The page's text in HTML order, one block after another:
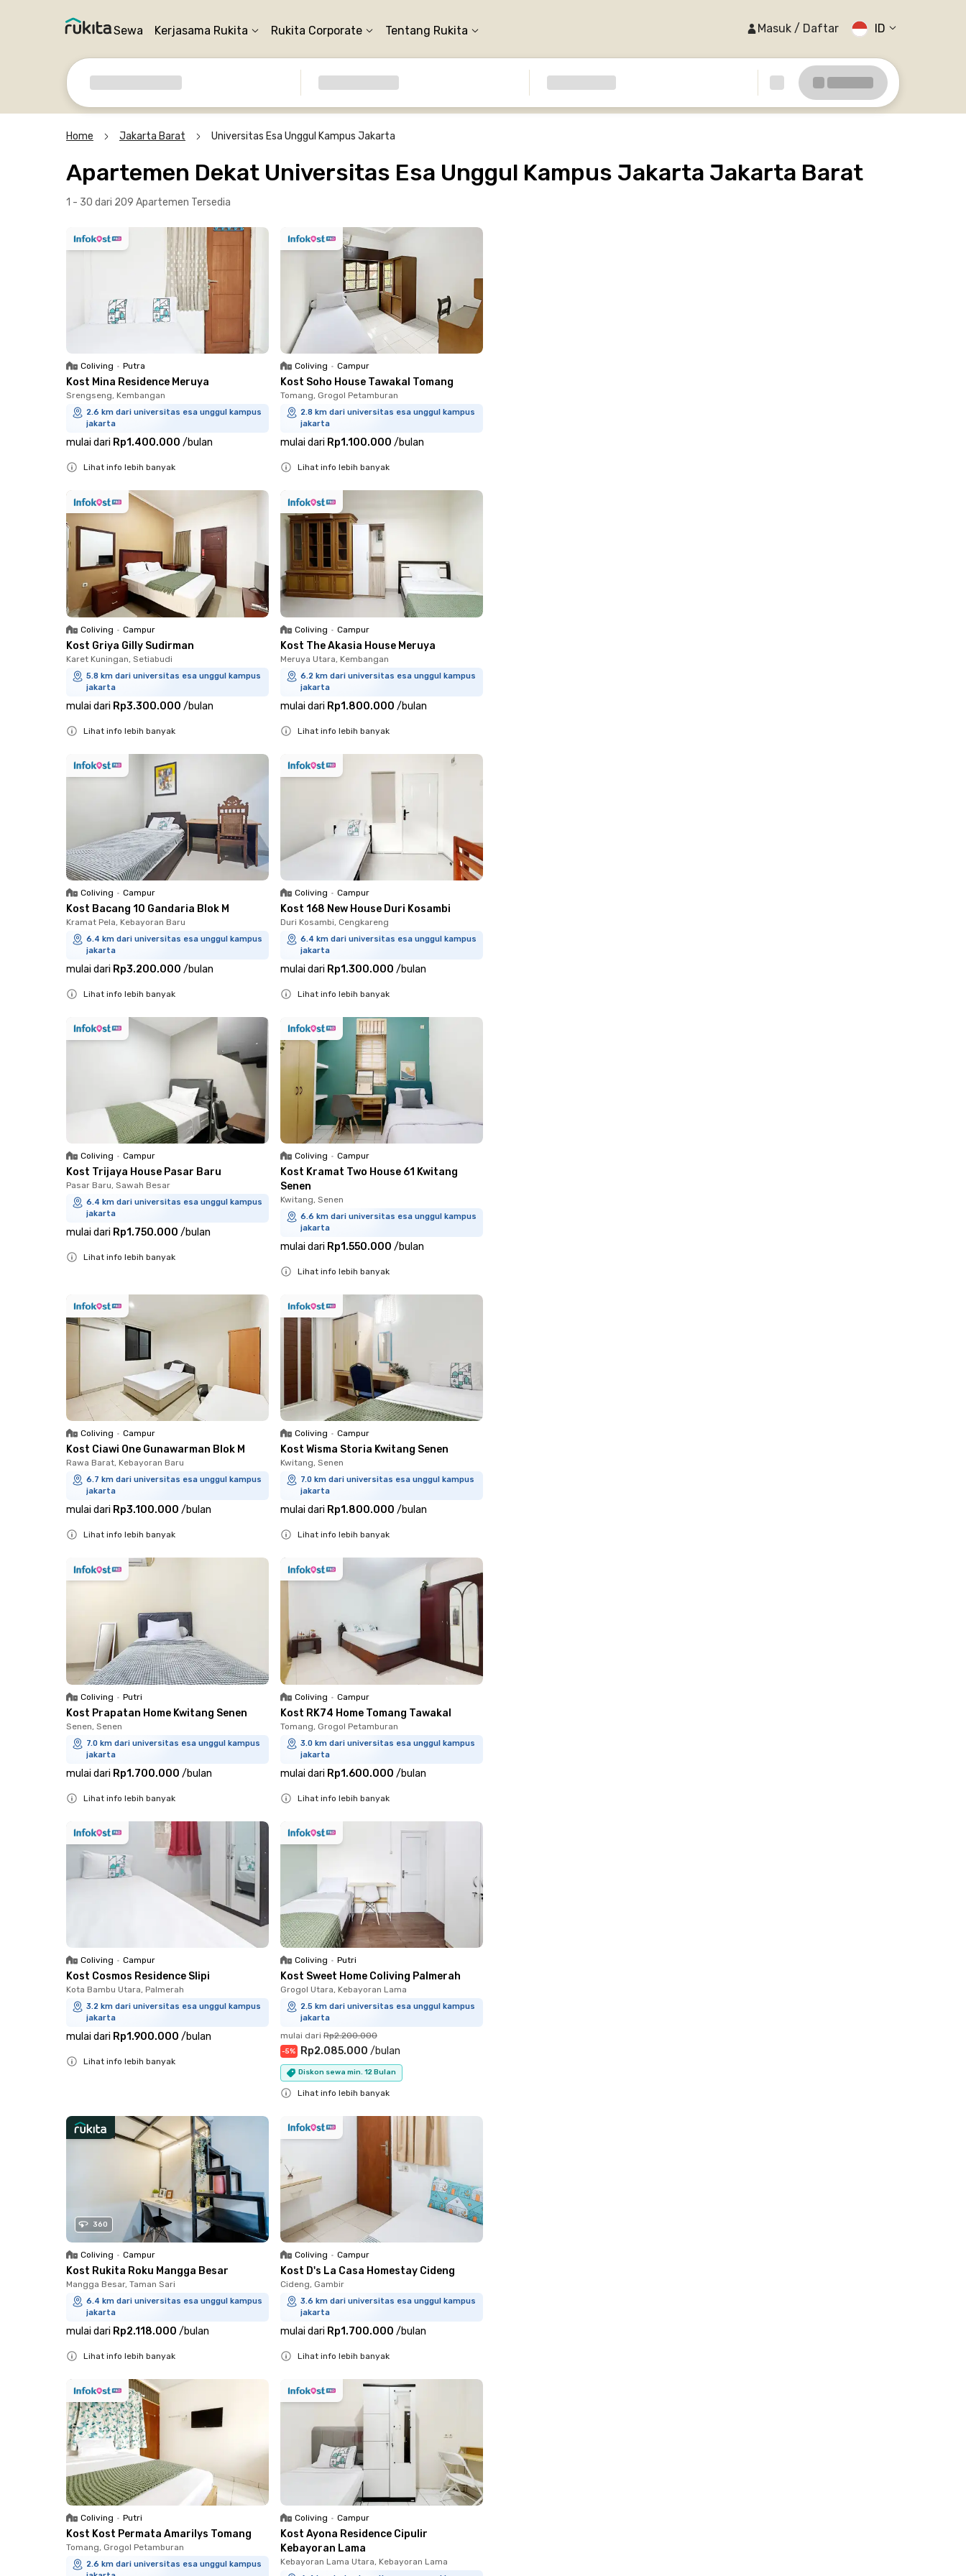
Sewa Kerjasama Rukita Rukita Corporate Tentang Rukita Masuk / Daftar ID
Home Jakarta Barat Universitas Esa Unggul Kampus Jakarta
Apartemen Dekat Universitas Esa Unggul Kampus Jakarta Jakarta Barat
1 - 30 dari 209 Apartemen Tersedia
Coliving • Putra
Kost Mina Residence Meruya
Srengseng, Kembangan
2.6 km dari universitas esa unggul kampus
jakarta
mulai dari Rp1.400.000 /bulan
Lihat info lebih banyak
Coliving • Campur
Kost Soho House Tawakal Tomang
Tomang, Grogol Petamburan
2.8 km dari universitas esa unggul kampus
jakarta
mulai dari Rp1.100.000 /bulan
Lihat info lebih banyak
Coliving • Campur
Kost Griya Gilly Sudirman
Karet Kuningan, Setiabudi
5.8 km dari universitas esa unggul kampus
jakarta
mulai dari Rp3.300.000 /bulan
Lihat info lebih banyak
Coliving • Campur
Kost The Akasia House Meruya
Meruya Utara, Kembangan
6.2 km dari universitas esa unggul kampus
jakarta
mulai dari Rp1.800.000 /bulan
Lihat info lebih banyak
Coliving • Campur
Kost Bacang 10 Gandaria Blok M
Kramat Pela, Kebayoran Baru
6.4 km dari universitas esa unggul kampus
jakarta
mulai dari Rp3.200.000 /bulan
Lihat info lebih banyak
Coliving • Campur
Kost 168 New House Duri Kosambi
Duri Kosambi, Cengkareng
6.4 km dari universitas esa unggul kampus
jakarta
mulai dari Rp1.300.000 /bulan
Lihat info lebih banyak
Coliving • Campur
Kost Trijaya House Pasar Baru
Pasar Baru, Sawah Besar
6.4 km dari universitas esa unggul kampus
jakarta
mulai dari Rp1.750.000 /bulan
Lihat info lebih banyak
Coliving • Campur
Kost Kramat Two House 61 Kwitang
Senen
Kwitang, Senen
6.6 km dari universitas esa unggul kampus
jakarta
mulai dari Rp1.550.000 /bulan
Lihat info lebih banyak
Coliving • Campur
Kost Ciawi One Gunawarman Blok M
Rawa Barat, Kebayoran Baru
6.7 km dari universitas esa unggul kampus
jakarta
mulai dari Rp3.100.000 /bulan
Lihat info lebih banyak
Coliving • Campur
Kost Wisma Storia Kwitang Senen
Kwitang, Senen
7.0 km dari universitas esa unggul kampus
jakarta
mulai dari Rp1.800.000 /bulan
Lihat info lebih banyak
Coliving • Putri
Kost Prapatan Home Kwitang Senen
Senen, Senen
7.0 km dari universitas esa unggul kampus
jakarta
mulai dari Rp1.700.000 /bulan
Lihat info lebih banyak
Coliving • Campur
Kost RK74 Home Tomang Tawakal
Tomang, Grogol Petamburan
3.0 km dari universitas esa unggul kampus
jakarta
mulai dari Rp1.600.000 /bulan
Lihat info lebih banyak
Coliving • Campur
Kost Cosmos Residence Slipi
Kota Bambu Utara, Palmerah
3.2 km dari universitas esa unggul kampus
jakarta
mulai dari Rp1.900.000 /bulan
Lihat info lebih banyak
Coliving • Putri
Kost Sweet Home Coliving Palmerah
Grogol Utara, Kebayoran Lama
2.5 km dari universitas esa unggul kampus
jakarta
mulai dari Rp2.200.000
-5% Rp2.085.000 /bulan
Diskon sewa min. 12 Bulan
Lihat info lebih banyak
360
Coliving • Campur
Kost Rukita Roku Mangga Besar
Mangga Besar, Taman Sari
6.4 km dari universitas esa unggul kampus
jakarta
mulai dari Rp2.118.000 /bulan
Lihat info lebih banyak
Coliving • Campur
Kost D's La Casa Homestay Cideng
Cideng, Gambir
3.6 km dari universitas esa unggul kampus
jakarta
mulai dari Rp1.700.000 /bulan
Lihat info lebih banyak
Coliving • Putri
Kost Kost Permata Amarilys Tomang
Tomang, Grogol Petamburan
2.6 km dari universitas esa unggul kampus
Coliving • Campur
Kost Ayona Residence Cipulir
Kebayoran Lama
Kebayoran Lama Utara, Kebayoran Lama